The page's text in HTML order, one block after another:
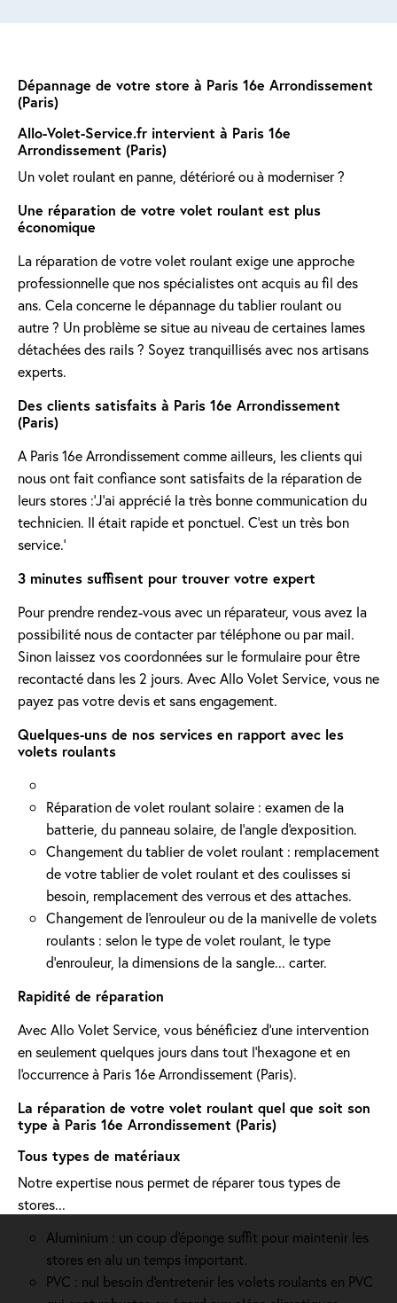
Dépannage de votre store à Paris 16e Arrondissement
(Paris)
Allo-Volet-Service.fr intervient à Paris 16e
Arrondissement (Paris)
Un volet roulant en panne, détérioré ou à moderniser ?
Une réparation de votre volet roulant est plus
économique
La réparation de votre volet roulant exige une approche
professionnelle que nos spécialistes ont acquis au fil des
ans. Cela concerne le dépannage du tablier roulant ou
autre ? Un problème se situe au niveau de certaines lames
détachées des rails ? Soyez tranquillisés avec nos artisans
experts.
Des clients satisfaits à Paris 16e Arrondissement
(Paris)
A Paris 16e Arrondissement comme ailleurs, les clients qui
nous ont fait confiance sont satisfaits de la réparation de
leurs stores :'J’ai apprécié la très bonne communication du
technicien. Il était rapide et ponctuel. C’est un très bon
service.'
3 minutes suffisent pour trouver votre expert
Pour prendre rendez-vous avec un réparateur, vous avez la
possibilité nous de contacter par téléphone ou par mail.
Sinon laissez vos coordonnées sur le formulaire pour être
recontacté dans les 2 jours. Avec Allo Volet Service, vous ne
payez pas votre devis et sans engagement.
Quelques-uns de nos services en rapport avec les
volets roulants
Réparation de volet roulant solaire : examen de la
batterie, du panneau solaire, de l'angle d'exposition.
Changement du tablier de volet roulant : remplacement
de votre tablier de volet roulant et des coulisses si
besoin, remplacement des verrous et des attaches.
Changement de l'enrouleur ou de la manivelle de volets
roulants : selon le type de volet roulant, le type
d’enrouleur, la dimensions de la sangle... carter.
Rapidité de réparation
Avec Allo Volet Service, vous bénéficiez d'une intervention
en seulement quelques jours dans tout l'hexagone et en
l'occurrence à Paris 16e Arrondissement (Paris).
La réparation de votre volet roulant quel que soit son
type à Paris 16e Arrondissement (Paris)
Tous types de matériaux
Notre expertise nous permet de réparer tous types de
stores...
Aluminium : un coup d'éponge suffit pour maintenir les
stores en alu un temps important.
PVC : nul besoin d'entretenir les volets roulants en PVC